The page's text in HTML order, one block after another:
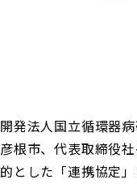
発法人国立循環器
根市、代表取締役
とした「連携協定